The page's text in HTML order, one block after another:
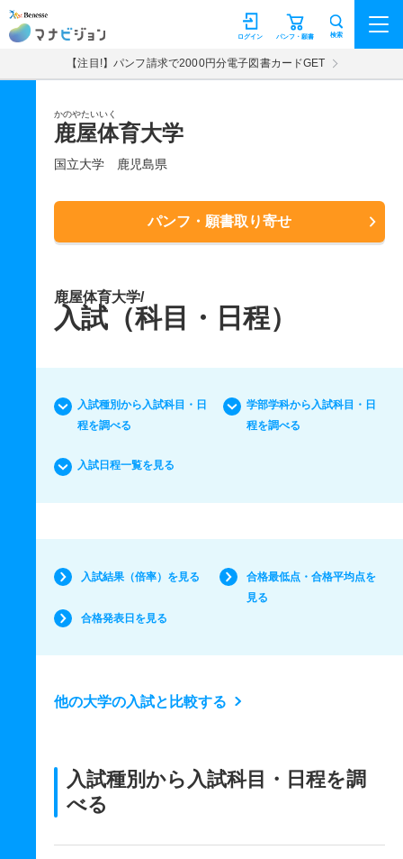
マナビジョン パンフ・願書
ログイン 検索
【注目!】パンフ請求で2000円分電子図書カードGET
かのやたいいく
鹿屋体育大学
国立大学 鹿児島県
パンフ・願書取り寄せ
鹿屋体育大学/
入試（科目・日程）
入試種別から入試科目・日
程を調べる
学部学科から入試科目・日
程を調べる
入試日程一覧を見る
入試結果（倍率）を見る
合格最低点・合格平均点を
見る
合格発表日を見る
他の大学の入試と比較する
入試種別から入試科目・日程を調
べる